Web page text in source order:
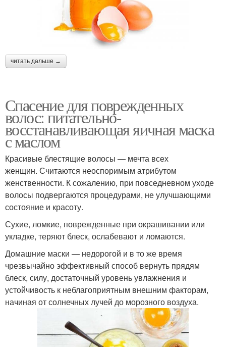
читать дальше →
Спасение для поврежденных
волос: питательно-
восстанавливающая яичная маска
с маслом
Красивые блестящие волосы — мечта всех
женщин. Считаются неоспоримым атрибутом
женственности. К сожалению, при повседневном уходе
волосы подвергаются процедурами, не улучшающими
состояние и красоту.
Сухие, ломкие, поврежденные при окрашивании или
укладке, теряют блеск, ослабевают и ломаются.
Домашние маски — недорогой и в то же время
чрезвычайно эффективный способ вернуть прядям
блеск, силу, достаточный уровень увлажнения и
устойчивость к неблагоприятным внешним факторам,
начиная от солнечных лучей до морозного воздуха.